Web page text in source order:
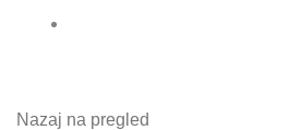
Nazaj na pregled